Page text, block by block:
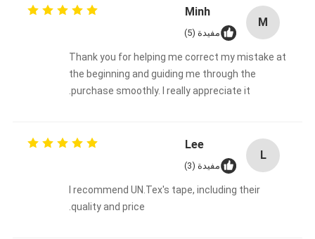
M
Minh
مفيدة (5)
Thank you for helping me correct my mistake at
the beginning and guiding me through the
purchase smoothly. I really appreciate it.
L
Lee
مفيدة (3)
I recommend UN.Tex's tape, including their
quality and price.